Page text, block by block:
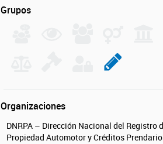
Grupos
Organizaciones
DNRPA – Dirección Nacional del Registro
Propiedad Automotor y Créditos